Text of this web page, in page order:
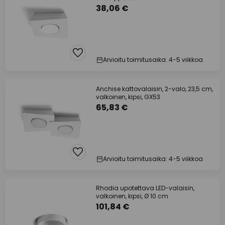
38,06 €
Arvioitu toimitusaika: 4-5 viikkoa
Anchise kattovalaisin, 2-valo, 23,5 cm,
valkoinen, kipsi, GX53
65,83 €
Arvioitu toimitusaika: 4-5 viikkoa
Rhodia upotettava LED-valaisin,
valkoinen, kipsi, Ø 10 cm
101,84 €